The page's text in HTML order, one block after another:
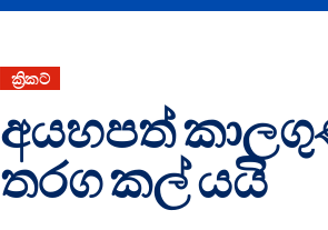
ක්‍රිකට්
අයහපත්
තරග කල් යයි